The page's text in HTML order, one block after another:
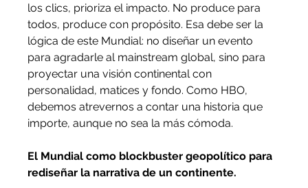
los clics, prioriza el impacto. No produce para
todos, produce con propósito. Esa debe ser la
lógica de este Mundial: no diseñar un evento
para agradarle al mainstream global, sino para
proyectar una visión continental con
personalidad, matices y fondo. Como HBO,
debemos atrevernos a contar una historia que
importe, aunque no sea la más cómoda.
El Mundial como blockbuster geopolítico para
rediseñar la narrativa de un continente.